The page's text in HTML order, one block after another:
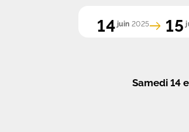
14 juin 2025 15
Samedi 14